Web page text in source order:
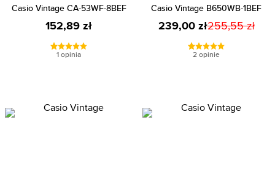
Casio Vintage CA-53WF-8BEF
152,89 zł
1 opinia
Casio Vintage B650WB-1BEF
239,00 zł255,55 zł
2 opinie